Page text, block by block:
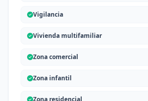
Vigilancia
Vivienda multifamiliar
Zona comercial
Zona infantil
Zona residencial